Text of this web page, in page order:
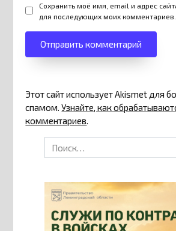
Сохранить моё имя, email и адрес
для последующих моих комментариев.
Этот сайт использует Akismet для
спамом.Узнайте, как
комментариев.
Search
for: